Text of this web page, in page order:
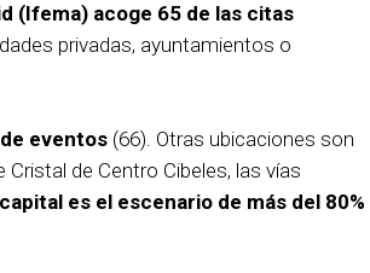
(Ifema) acoge 65 de las citas
privadas, ayuntamientos o
eventos (66). Otras ubicaciones son
Cristal de Centro Cibeles, las vías
es el escenario de más del 80%